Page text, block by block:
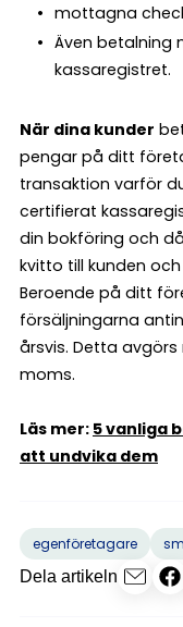
mottagna
Även betalning
kassaregistret.
När dina kunder
pengar på ditt
transaktion varför
certifierat
din bokföring och
kvitto till kunden
Beroende på ditt
försäljningarna
årsvis. Detta
moms.
Läs mer: 5 vanliga
att undvika dem
egenföretagare
Dela artikeln